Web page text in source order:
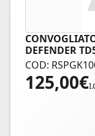
DEFENDER
COD:
125,00€